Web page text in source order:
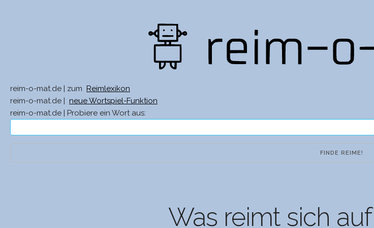
reim-o-mat.de | zum
Reimlexikon
reim-o-mat.de |
neue Wortspiel-Funktion
reim-o-mat.de | Probiere ein Wort aus:
Was reimt sich auf